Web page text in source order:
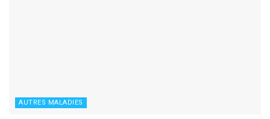
AUTRES MALADIES